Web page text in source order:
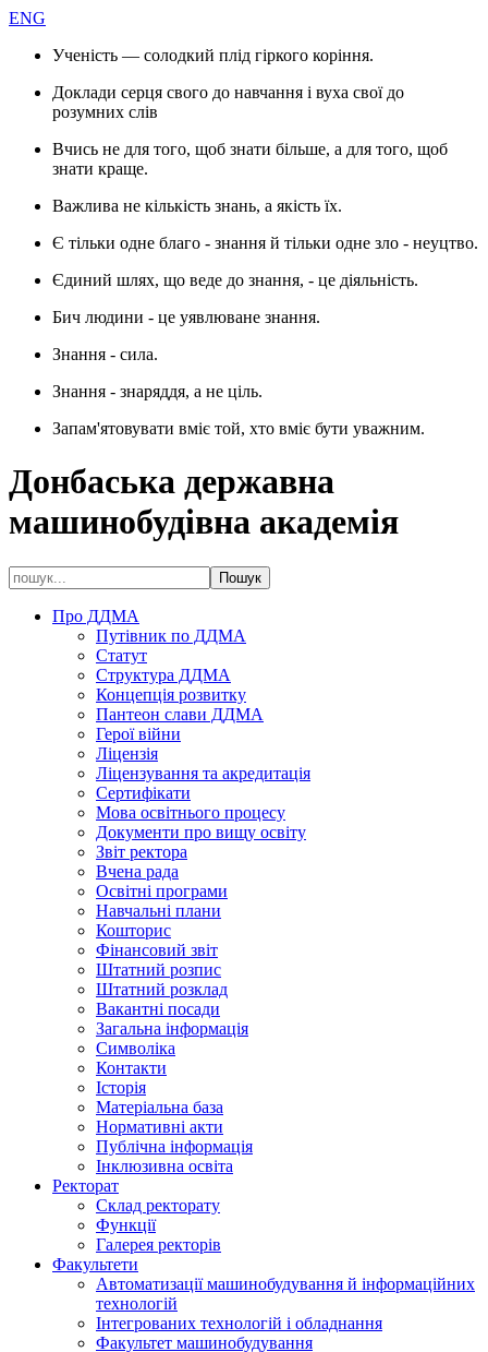
ENG
Ученість — солодкий плід гіркого коріння.
Доклади серця свого до навчання і вуха свої до
розумних слів
Вчись не для того, щоб знати більше, а для того, щоб
знати краще.
Важлива не кількість знань, а якість їх.
Є тільки одне благо - знання й тільки одне зло - неуцтво.
Єдиний шлях, що веде до знання, - це діяльність.
Бич людини - це уявлюване знання.
Знання - сила.
Знання - знаряддя, а не ціль.
Запам'ятовувати вміє той, хто вміє бути уважним.
Донбаська державна
машинобудівна академія
Про ДДМА
Путівник по ДДМА
Статут
Структура ДДМА
Концепція розвитку
Пантеон слави ДДМА
Герої війни
Ліцензія
Ліцензування та акредитація
Сертифікати
Мова освітнього процесу
Документи про вищу освіту
Звіт ректора
Вчена рада
Освітні програми
Навчальні плани
Кошторис
Фінансовий звіт
Штатний розпис
Штатний розклад
Вакантні посади
Загальна інформація
Символіка
Контакти
Історія
Матеріальна база
Нормативні акти
Публічна інформація
Інклюзивна освіта
Ректорат
Склад ректорату
Функції
Галерея ректорів
Факультети
Автоматизації машинобудування й інформаційних
технологій
Інтегрованих технологій і обладнання
Факультет машинобудування